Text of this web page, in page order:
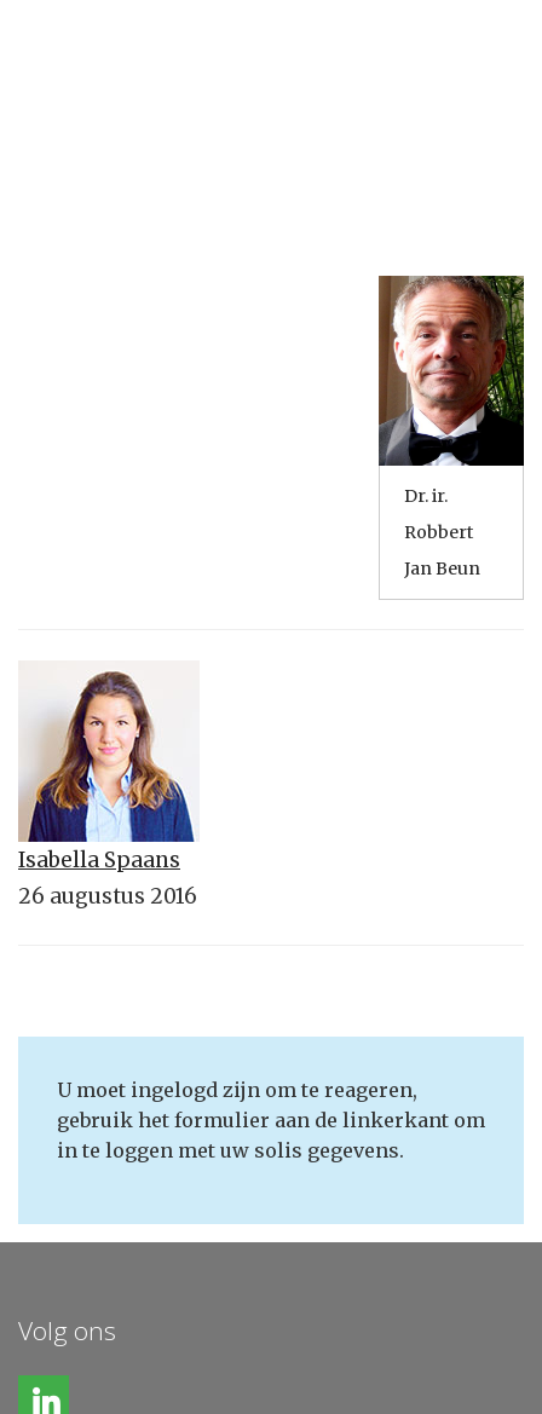
Dr. ir.
Robbert
Jan Beun
Isabella Spaans
26 augustus 2016
U moet ingelogd zijn om te reageren,
gebruik het formulier aan de linkerkant om
in te loggen met uw solis gegevens.
Volg ons